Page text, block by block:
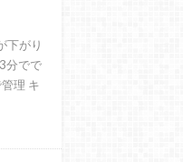
下がり
分でで
理 キ